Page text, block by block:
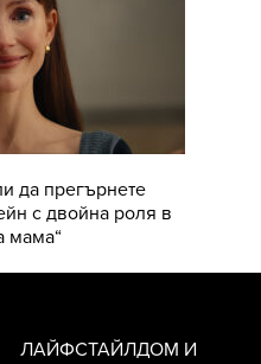
да прегърнете
с двойна роля в
мама“
ЛАЙФСТАЙЛДОМ И